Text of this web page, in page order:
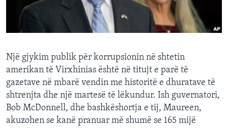
INTERVISTA
Një gjykim publik për korrupsionin në shtetin
amerikan të Virxhinias është në titujt e parë të
gazetave në mbarë vendin me historitë e dhuratave të
shtrenjta dhe një martesë të lëkundur. Ish guvernatori,
Bob McDonnell, dhe bashkëshortja e tij, Maureen,
akuzohen se kanë pranuar më shumë se 165 mijë